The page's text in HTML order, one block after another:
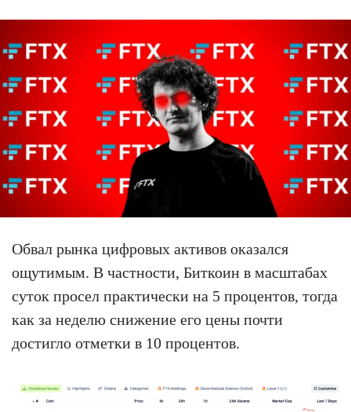
Обвал рынка цифровых активов оказался
ощутимым. В частности, Биткоин в масштабах
суток просел практически на 5 процентов, тогда
как за неделю снижение его цены почти
достигло отметки в 10 процентов.